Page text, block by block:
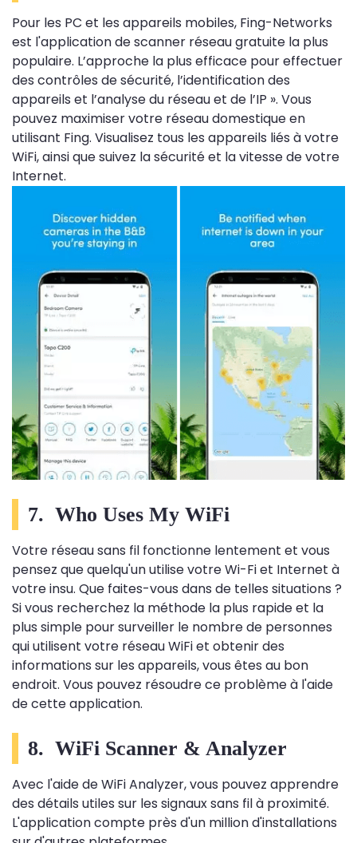
Pour les PC et les appareils mobiles, Fing-Networks
est l'application de scanner réseau gratuite la plus
populaire. L’approche la plus efficace pour effectuer
des contrôles de sécurité, l’identification des
appareils et l’analyse du réseau et de l’IP ». Vous
pouvez maximiser votre réseau domestique en
utilisant Fing. Visualisez tous les appareils liés à votre
WiFi, ainsi que suivez la sécurité et la vitesse de votre
Internet.
7. Who Uses My WiFi
Votre réseau sans fil fonctionne lentement et vous
pensez que quelqu'un utilise votre Wi-Fi et Internet à
votre insu. Que faites-vous dans de telles situations ?
Si vous recherchez la méthode la plus rapide et la
plus simple pour surveiller le nombre de personnes
qui utilisent votre réseau WiFi et obtenir des
informations sur les appareils, vous êtes au bon
endroit. Vous pouvez résoudre ce problème à l'aide
de cette application.
8. WiFi Scanner & Analyzer
Avec l'aide de WiFi Analyzer, vous pouvez apprendre
des détails utiles sur les signaux sans fil à proximité.
L'application compte près d'un million d'installations